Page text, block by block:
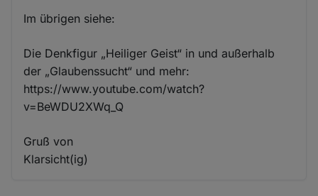
Im übrigen siehe:
Die Denkfigur „Heiliger Geist“ in und außerhalb
der „Glaubenssucht“ und mehr:
https://www.youtube.com/watch?
v=BeWDU2XWq_Q
Gruß von
Klarsicht(ig)